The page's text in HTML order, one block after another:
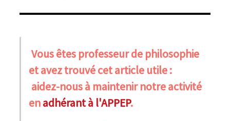
Vous êtes professeur de philosophie
et avez trouvé cet article utile :
aidez-nous à maintenir notre activité
enadhérant à l'APPEP.